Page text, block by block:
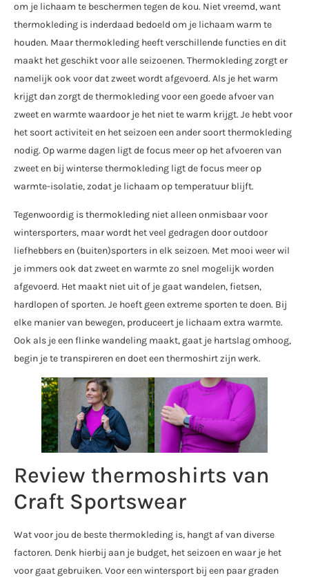
om je lichaam te beschermen tegen de kou. Niet vreemd, want
thermokleding is inderdaad bedoeld om je lichaam warm te
houden. Maar thermokleding heeft verschillende functies en dit
maakt het geschikt voor alle seizoenen. Thermokleding zorgt er
namelijk ook voor dat zweet wordt afgevoerd. Als je het warm
krijgt dan zorgt de thermokleding voor een goede afvoer van
zweet en warmte waardoor je het niet te warm krijgt. Je hebt voor
het soort activiteit en het seizoen een ander soort thermokleding
nodig. Op warme dagen ligt de focus meer op het afvoeren van
zweet en bij winterse thermokleding ligt de focus meer op
warmte-isolatie, zodat je lichaam op temperatuur blijft.
Tegenwoordig is thermokleding niet alleen onmisbaar voor
wintersporters, maar wordt het veel gedragen door outdoor
liefhebbers en (buiten)sporters in elk seizoen. Met mooi weer wil
je immers ook dat zweet en warmte zo snel mogelijk worden
afgevoerd. Het maakt niet uit of je gaat wandelen, fietsen,
hardlopen of sporten. Je hoeft geen extreme sporten te doen. Bij
elke manier van bewegen, produceert je lichaam extra warmte.
Ook als je een flinke wandeling maakt, gaat je hartslag omhoog,
begin je te transpireren en doet een thermoshirt zijn werk.
Review thermoshirts van
Craft Sportswear
Wat voor jou de beste thermokleding is, hangt af van diverse
factoren. Denk hierbij aan je budget, het seizoen en waar je het
voor gaat gebruiken. Voor een wintersport bij een paar graden